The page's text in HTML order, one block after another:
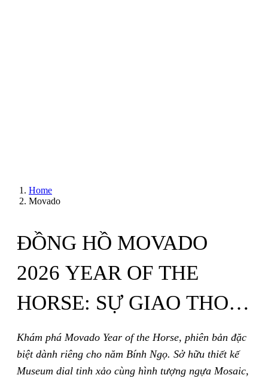
Home
Movado
ĐỒNG HỒ MOVADO
2026 YEAR OF THE
HORSE: SỰ GIAO THOA
GIỮA DI SẢN MUSEUM
VÀ HÌNH TƯỢNG
Khám phá Movado Year of the Horse, phiên bản đặc
biệt dành riêng cho năm Bính Ngọ. Sở hữu thiết kế
Museum dial tinh xảo cùng hình tượng ngựa Mosaic,